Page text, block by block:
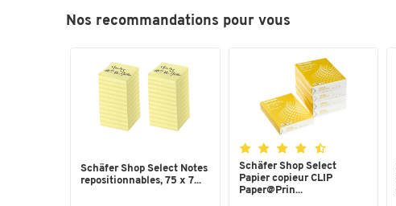
Nos recommandations pour vous
Schäfer Shop Select Notes
repositionnables, 75 x 7...
Schäfer Shop Select
Papier copieur CLIP
Paper@Prin...